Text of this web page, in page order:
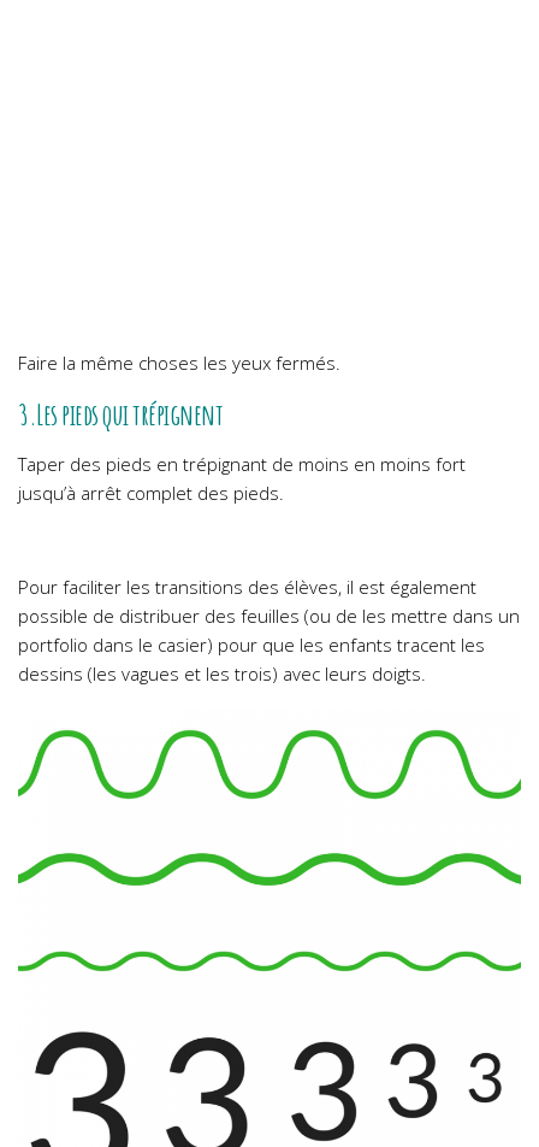
Faire la même choses les yeux fermés.
3.Les pieds qui trépignent
Taper des pieds en trépignant de moins en moins fort
jusqu’à arrêt complet des pieds.
Pour faciliter les transitions des élèves, il est également
possible de distribuer des feuilles (ou de les mettre dans un
portfolio dans le casier) pour que les enfants tracent les
dessins (les vagues et les trois) avec leurs doigts.